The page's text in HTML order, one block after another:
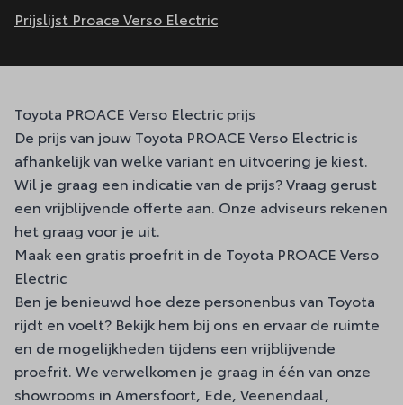
Prijslijst Proace Verso Electric
Toyota PROACE Verso Electric prijs
De prijs van jouw Toyota PROACE Verso Electric is
afhankelijk van welke variant en uitvoering je kiest.
Wil je graag een indicatie van de prijs? Vraag gerust
een vrijblijvende offerte aan. Onze adviseurs rekenen
het graag voor je uit.
Maak een gratis proefrit in de Toyota PROACE Verso
Electric
Ben je benieuwd hoe deze personenbus van Toyota
rijdt en voelt? Bekijk hem bij ons en ervaar de ruimte
en de mogelijkheden tijdens een vrijblijvende
proefrit. We verwelkomen je graag in één van onze
showrooms in Amersfoort, Ede, Veenendaal,